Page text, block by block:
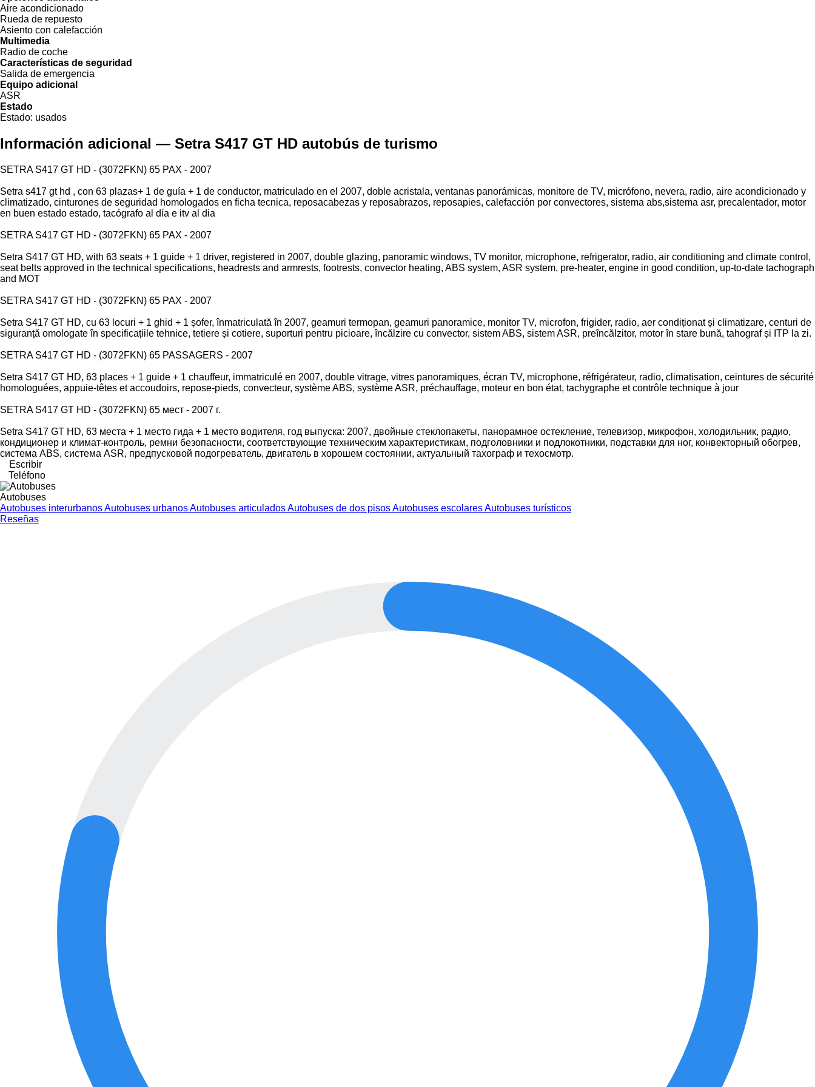
Aire acondicionado
Rueda de repuesto
Asiento con calefacción
Multimedia
Radio de coche
Características de seguridad
Salida de emergencia
Equipo adicional
ASR
Estado
Estado: usados
Información adicional — Setra S417 GT HD autobús de turismo
SETRA S417 GT HD - (3072FKN) 65 PAX - 2007
Setra s417 gt hd , con 63 plazas+ 1 de guía + 1 de conductor, matriculado en el 2007, doble acristala, ventanas panorámicas, monitore de TV, micrófono, nevera, radio, aire acondicionado y
climatizado, cinturones de seguridad homologados en ficha tecnica, reposacabezas y reposabrazos, reposapies, calefacción por convectores, sistema abs,sistema asr, precalentador, motor
en buen estado estado, tacógrafo al día e itv al dia
SETRA S417 GT HD - (3072FKN) 65 PAX - 2007
Setra S417 GT HD, with 63 seats + 1 guide + 1 driver, registered in 2007, double glazing, panoramic windows, TV monitor, microphone, refrigerator, radio, air conditioning and climate control,
seat belts approved in the technical specifications, headrests and armrests, footrests, convector heating, ABS system, ASR system, pre-heater, engine in good condition, up-to-date tachograph
and MOT
SETRA S417 GT HD - (3072FKN) 65 PAX - 2007
Setra S417 GT HD, cu 63 locuri + 1 ghid + 1 șofer, înmatriculată în 2007, geamuri termopan, geamuri panoramice, monitor TV, microfon, frigider, radio, aer condiționat și climatizare, centuri de
siguranță omologate în specificațiile tehnice, tetiere și cotiere, suporturi pentru picioare, încălzire cu convector, sistem ABS, sistem ASR, preîncălzitor, motor în stare bună, tahograf și ITP la zi.
SETRA S417 GT HD - (3072FKN) 65 PASSAGERS - 2007
Setra S417 GT HD, 63 places + 1 guide + 1 chauffeur, immatriculé en 2007, double vitrage, vitres panoramiques, écran TV, microphone, réfrigérateur, radio, climatisation, ceintures de sécurité
homologuées, appuie-têtes et accoudoirs, repose-pieds, convecteur, système ABS, système ASR, préchauffage, moteur en bon état, tachygraphe et contrôle technique à jour
SETRA S417 GT HD - (3072FKN) 65 мест - 2007 г.
Setra S417 GT HD, 63 места + 1 место гида + 1 место водителя, год выпуска: 2007, двойные стеклопакеты, панорамное остекление, телевизор, микрофон, холодильник, радио,
кондиционер и климат-контроль, ремни безопасности, соответствующие техническим характеристикам, подголовники и подлокотники, подставки для ног, конвекторный обогрев,
система ABS, система ASR, предпусковой подогреватель, двигатель в хорошем состоянии, актуальный тахограф и техосмотр.
Escribir
Teléfono
Autobuses
Autobuses interurbanosAutobuses urbanosAutobuses articuladosAutobuses de dos pisosAutobuses escolaresAutobuses turísticos
Reseñas